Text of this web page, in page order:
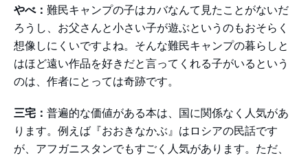
やべ： 難民キャンプの子はカバなんて見たことがないだ
ろうし、お父さんと小さい子が遊ぶというのもおそらく
想像しにくいですよね。そんな難民キャンプの暮らしと
はほど遠い作品を好きだと言ってくれる子がいるという
のは、作者にとっては奇跡です。
三宅： 普遍的な価値がある本は、国に関係なく人気があ
ります。例えば『おおきなかぶ』はロシアの民話です
が、アフガニスタンでもすごく人気があります。ただ、